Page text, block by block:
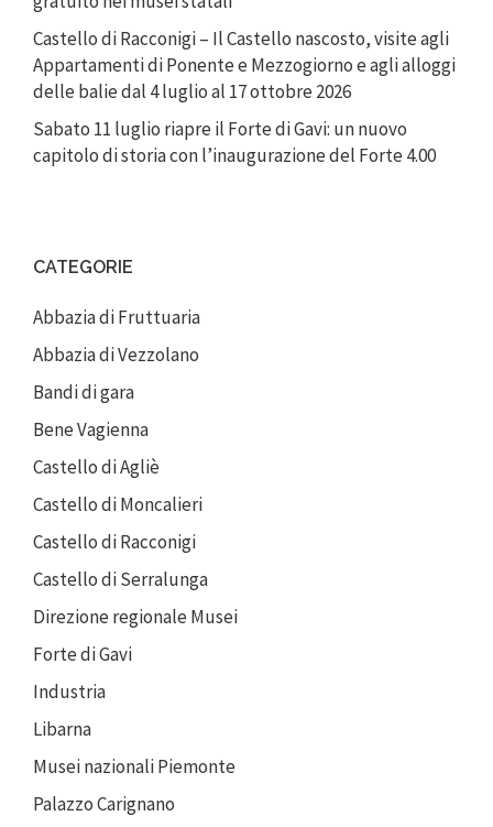
Castello di Racconigi – Il Castello nascosto, visite agli
Appartamenti di Ponente e Mezzogiorno e agli alloggi
delle balie dal 4 luglio al 17 ottobre 2026
Sabato 11 luglio riapre il Forte di Gavi: un nuovo
capitolo di storia con l’inaugurazione del Forte 4.00
CATEGORIE
Abbazia di Fruttuaria
Abbazia di Vezzolano
Bandi di gara
Bene Vagienna
Castello di Agliè
Castello di Moncalieri
Castello di Racconigi
Castello di Serralunga
Direzione regionale Musei
Forte di Gavi
Industria
Libarna
Musei nazionali Piemonte
Palazzo Carignano